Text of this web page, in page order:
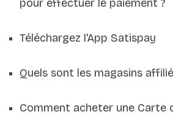
pour effectuer le paiement ?
Téléchargez l'App Satispay
Quels sont les magasins
Comment acheter une Carte